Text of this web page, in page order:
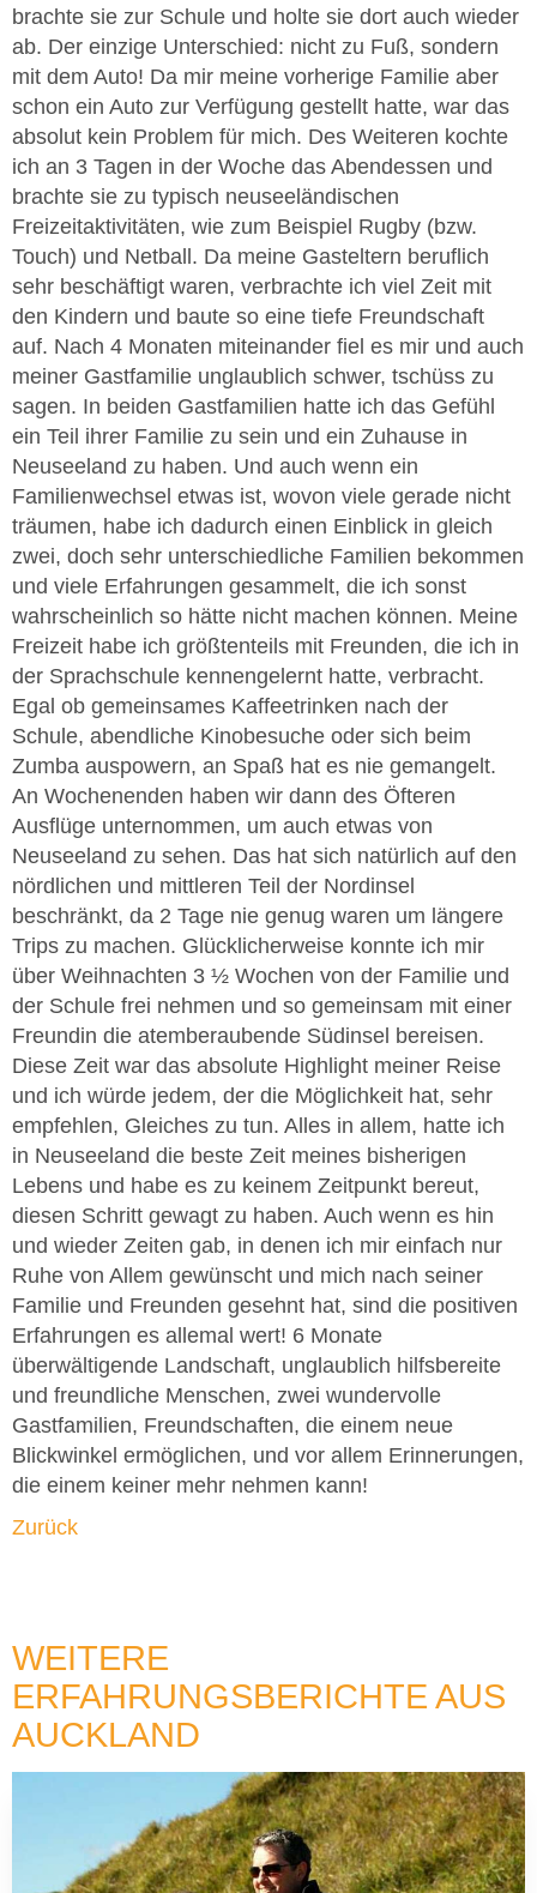
brachte sie zur Schule und holte sie dort auch wieder
ab. Der einzige Unterschied: nicht zu Fuß, sondern
mit dem Auto! Da mir meine vorherige Familie aber
schon ein Auto zur Verfügung gestellt hatte, war das
absolut kein Problem für mich. Des Weiteren kochte
ich an 3 Tagen in der Woche das Abendessen und
brachte sie zu typisch neuseeländischen
Freizeitaktivitäten, wie zum Beispiel Rugby (bzw.
Touch) und Netball. Da meine Gasteltern beruflich
sehr beschäftigt waren, verbrachte ich viel Zeit mit
den Kindern und baute so eine tiefe Freundschaft
auf. Nach 4 Monaten miteinander fiel es mir und auch
meiner Gastfamilie unglaublich schwer, tschüss zu
sagen. In beiden Gastfamilien hatte ich das Gefühl
ein Teil ihrer Familie zu sein und ein Zuhause in
Neuseeland zu haben. Und auch wenn ein
Familienwechsel etwas ist, wovon viele gerade nicht
träumen, habe ich dadurch einen Einblick in gleich
zwei, doch sehr unterschiedliche Familien bekommen
und viele Erfahrungen gesammelt, die ich sonst
wahrscheinlich so hätte nicht machen können. Meine
Freizeit habe ich größtenteils mit Freunden, die ich in
der Sprachschule kennengelernt hatte, verbracht.
Egal ob gemeinsames Kaffeetrinken nach der
Schule, abendliche Kinobesuche oder sich beim
Zumba auspowern, an Spaß hat es nie gemangelt.
An Wochenenden haben wir dann des Öfteren
Ausflüge unternommen, um auch etwas von
Neuseeland zu sehen. Das hat sich natürlich auf den
nördlichen und mittleren Teil der Nordinsel
beschränkt, da 2 Tage nie genug waren um längere
Trips zu machen. Glücklicherweise konnte ich mir
über Weihnachten 3 ½ Wochen von der Familie und
der Schule frei nehmen und so gemeinsam mit einer
Freundin die atemberaubende Südinsel bereisen.
Diese Zeit war das absolute Highlight meiner Reise
und ich würde jedem, der die Möglichkeit hat, sehr
empfehlen, Gleiches zu tun. Alles in allem, hatte ich
in Neuseeland die beste Zeit meines bisherigen
Lebens und habe es zu keinem Zeitpunkt bereut,
diesen Schritt gewagt zu haben. Auch wenn es hin
und wieder Zeiten gab, in denen ich mir einfach nur
Ruhe von Allem gewünscht und mich nach seiner
Familie und Freunden gesehnt hat, sind die positiven
Erfahrungen es allemal wert! 6 Monate
überwältigende Landschaft, unglaublich hilfsbereite
und freundliche Menschen, zwei wundervolle
Gastfamilien, Freundschaften, die einem neue
Blickwinkel ermöglichen, und vor allem Erinnerungen,
die einem keiner mehr nehmen kann!
Zurück
WEITERE
ERFAHRUNGSBERICHTE AUS
AUCKLAND